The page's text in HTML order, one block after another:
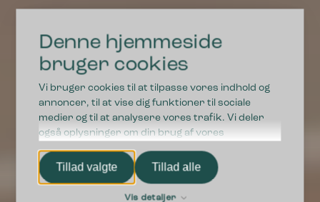
Denne hjemmeside
bruger cookies
Vi bruger cookies til at tilpasse vores indhold og
annoncer, til at vise dig funktioner til sociale
medier og til at analysere vores trafik. Vi deler
også oplysninger om din brug af vores
hjemmeside med vores partnere inden for sociale
medier, annonceringspartnere og
analysepartnere. Vores partnere kan kombinere
disse data med andre oplysninger, du har givet
Tillad valgte Tillad alle
Vis detaljer